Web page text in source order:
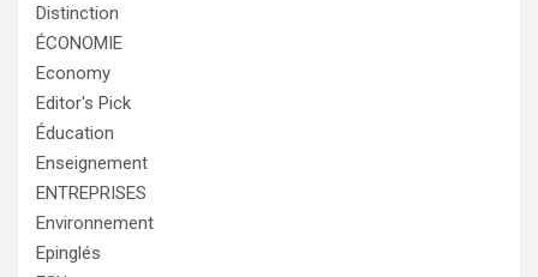
Distinction
ÉCONOMIE
Economy
Editor's Pick
Éducation
Enseignement
ENTREPRISES
Environnement
Epinglés